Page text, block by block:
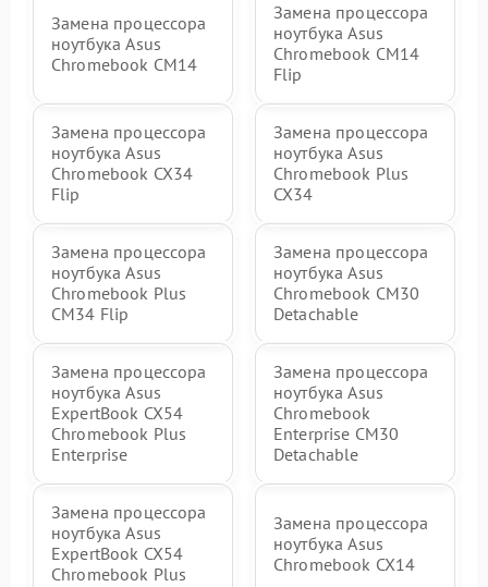
Замена процессора
ноутбука Asus
Chromebook CM14
Замена процессора
ноутбука Asus
Chromebook CM14
Flip
Замена процессора
ноутбука Asus
Chromebook CX34
Flip
Замена процессора
ноутбука Asus
Chromebook Plus
CX34
Замена процессора
ноутбука Asus
Chromebook Plus
CM34 Flip
Замена процессора
ноутбука Asus
Chromebook CM30
Detachable
Замена процессора
ноутбука Asus
ExpertBook CX54
Chromebook Plus
Enterprise
Замена процессора
ноутбука Asus
Chromebook
Enterprise CM30
Detachable
Замена процессора
ноутбука Asus
ExpertBook CX54
Chromebook Plus
Замена процессора
ноутбука Asus
Chromebook CX14